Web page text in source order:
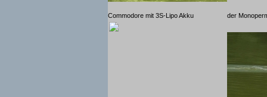
Commodore mit 3S-Lipo Akku der